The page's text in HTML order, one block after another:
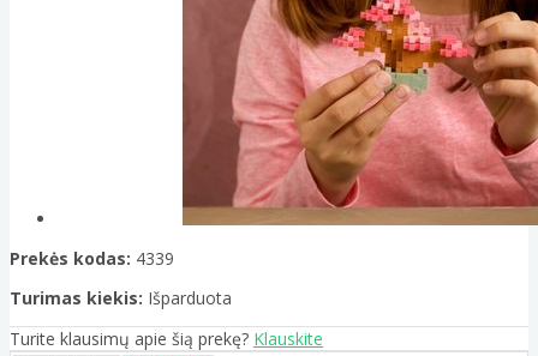
Prekės kodas: 4339
Turimas kiekis: Išparduota
Turite klausimų apie šią prekę? Klauskite